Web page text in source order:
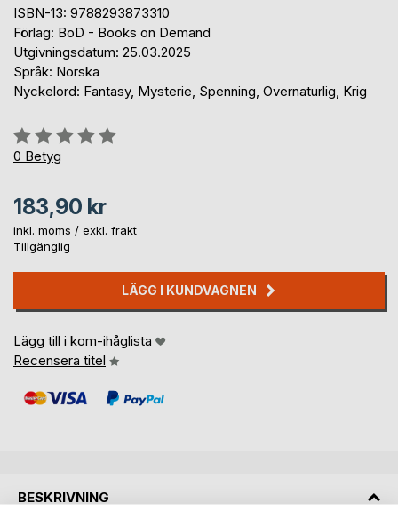
ISBN-13: 9788293873310
Förlag: BoD - Books on Demand
Utgivningsdatum: 25.03.2025
Språk: Norska
Nyckelord: Fantasy, Mysterie, Spenning, Overnaturlig, Krig
Betyg::
0%
0 Betyg
183,90 kr
inkl. moms / exkl. frakt
Tillgänglig
LÄGG I KUNDVAGNEN
Lägg till i kom-ihåglista
Recensera titel
BESKRIVNING